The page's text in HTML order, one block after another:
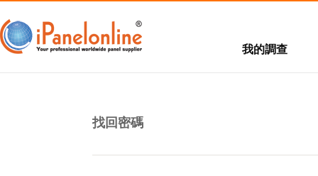
我的調查
找回密碼